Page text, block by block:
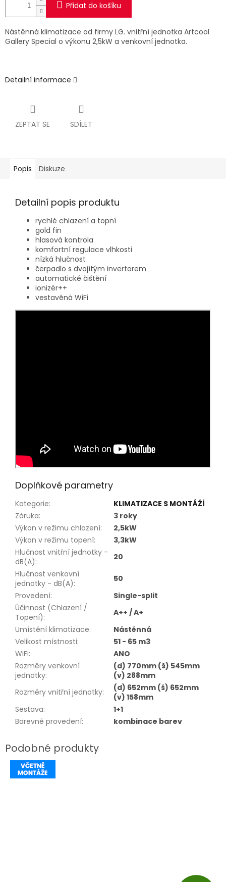
Přidat do košíku
Nástěnná klimatizace od firmy LG. vnitřní jednotka Artcool
Gallery Special o výkonu 2,5kW a venkovní jednotka.
Detailní informace
ZEPTAT SE SDÍLET
Popis Diskuze
Detailní popis produktu
rychlé chlazení a topní
gold fin
hlasová kontrola
komfortní regulace vlhkosti
nízká hlučnost
čerpadlo s dvojítým invertorem
automatické čištění
ionizér++
vestavěná WiFi
Doplňkové parametry
Kategorie:
KLIMATIZACE S MONTÁŽÍ
Záruka:
3 roky
Výkon v režimu chlazení:
2,5kW
Výkon v režimu topení:
3,3kW
Hlučnost vnitřní jednotky -
dB(A):
20
Hlučnost venkovní
jednotky - dB(A):
50
Provedení:
Single-split
Účinnost (Chlazení /
Topení):
A++ / A+
Umístění klimatizace:
Nástěnná
Velikost místnosti:
51 - 65 m3
WiFi:
ANO
Rozměry venkovní
jednotky:
(d) 770mm (š) 545mm
(v) 288mm
Rozměry vnitřní jednotky:
(d) 652mm (š) 652mm
(v) 158mm
Sestava:
1+1
Barevné provedení: kombinace barev